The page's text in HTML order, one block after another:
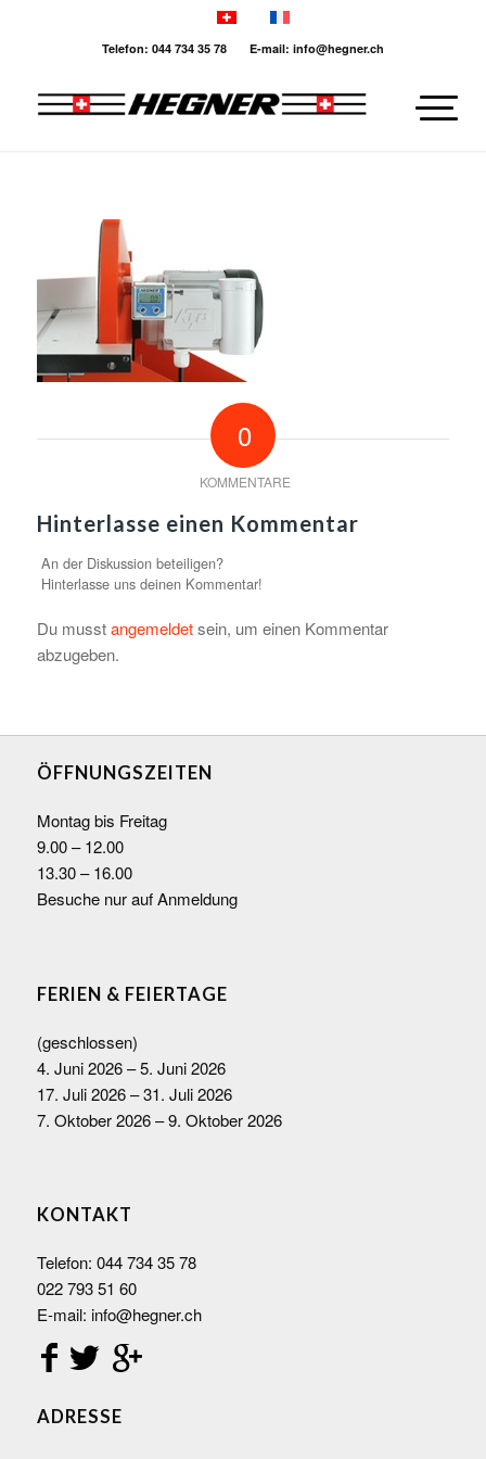
Telefon: 044 734 35 78 E-mail: info@hegner.ch
0
KOMMENTARE
Hinterlasse einen Kommentar
An der Diskussion beteiligen?
Hinterlasse uns deinen Kommentar!
Du musstangemeldetsein, um einen Kommentar
abzugeben.
ÖFFNUNGSZEITEN
Montag bis Freitag
9.00 – 12.00
13.30 – 16.00
Besuche nur auf Anmeldung
FERIEN & FEIERTAGE
(geschlossen)
4. Juni 2026 – 5. Juni 2026
17. Juli 2026 – 31. Juli 2026
7. Oktober 2026 – 9. Oktober 2026
KONTAKT
Telefon: 044 734 35 78
022 793 51 60
E-mail: info@hegner.ch
ADRESSE